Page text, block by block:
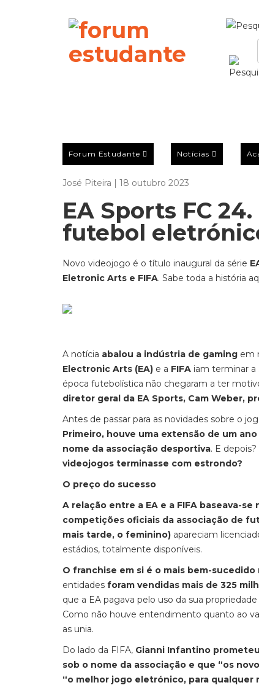
Forum Estudante Notícias
José Piteira | 18 outubro 2023
EA Sports FC
futebol
Novo videojogo é o título inaugural da série
Eletronic Arts e FIFA. Sabe toda a história
A notícia abalou a indústria de gaming em
Electronic Arts (EA) e a FIFA iam terminar a
época futebolística não chegaram a ter
diretor geral da EA Sports, Cam Weber,
Antes de passar para as novidades sobre o
Primeiro, houve uma extensão de um
nome da associação desportiva. E depois?
videojogos terminasse com estrondo?
O preço do sucesso
A relação entre a EA e a FIFA baseava-
competições oficiais da associação de
mais tarde, o feminino) apareciam
estádios, totalmente disponíveis.
O franchise em si é o mais bem-
entidades foram vendidas mais de 325
que a EA pagava pelo uso da sua
Como não houve entendimento quanto ao
as unia.
Do lado da FIFA, Gianni Infantino
sob o nome da associação e que “os
“o melhor jogo eletrónico, para qualquer